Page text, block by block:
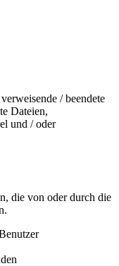
/ beendete
Dateien,
und / oder
die von oder durch die